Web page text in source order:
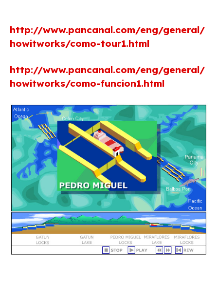
http://www.pancanal.com/eng/general/
howitworks/como-tour1.html
http://www.pancanal.com/eng/general/
howitworks/como-funcion1.html